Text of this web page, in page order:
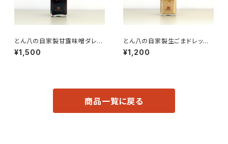
とん八の自家製甘露味噌ダレ３
本セット（1本180ml）
¥1,500
とん八の自家製生ごまドレッシ
ング３本セット（1本180ml）
¥1,200
商品一覧に戻る